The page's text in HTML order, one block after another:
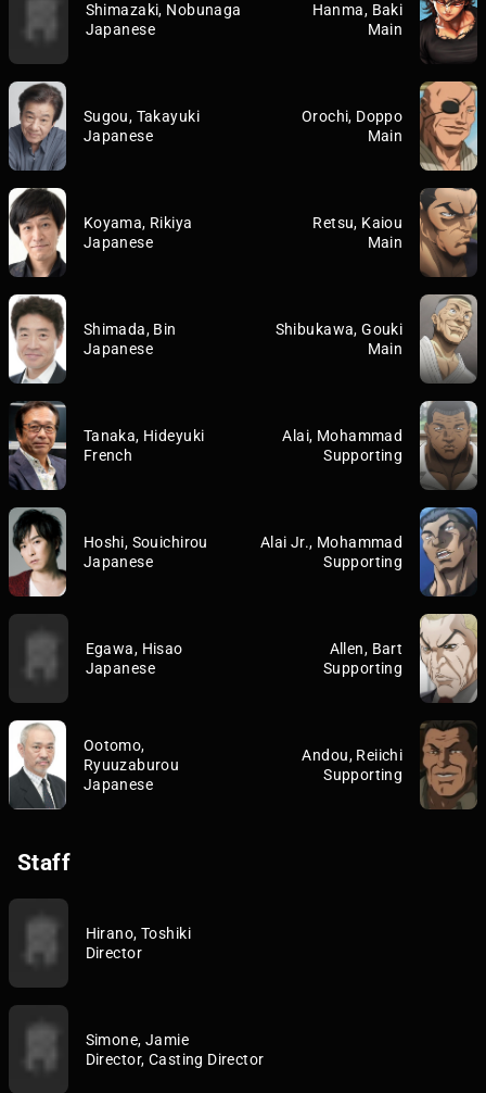
Shimazaki, Nobunaga
Japanese
Hanma, Baki
Main
Sugou, Takayuki
Japanese
Orochi, Doppo
Main
Koyama, Rikiya
Japanese
Retsu, Kaiou
Main
Shimada, Bin
Japanese
Shibukawa, Gouki
Main
Tanaka, Hideyuki
French
Alai, Mohammad
Supporting
Hoshi, Souichirou
Japanese
Alai Jr., Mohammad
Supporting
Egawa, Hisao
Japanese
Allen, Bart
Supporting
Ootomo,
Ryuuzaburou
Japanese
Andou, Reiichi
Supporting
Staff
Hirano, Toshiki
Director
Simone, Jamie
Director, Casting Director